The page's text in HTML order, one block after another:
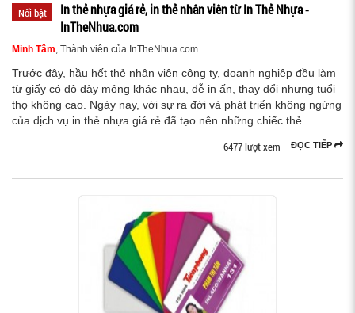
Nổi bật
In thẻ nhựa giá rẻ, in thẻ nhân viên từ In Thẻ Nhựa -
InTheNhua.com
Minh Tâm, Thành viên của InTheNhua.com
Trước đây, hầu hết thẻ nhân viên công ty, doanh nghiệp đều làm
từ giấy có độ dày mỏng khác nhau, dễ in ấn, thay đổi nhưng tuổi
thọ không cao. Ngày nay, với sự ra đời và phát triển không ngừng
của dịch vụ in thẻ nhựa giá rẻ đã tạo nên những chiếc thẻ
ĐỌC TIẾP
6477 lượt xem